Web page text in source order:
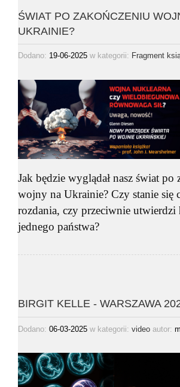
ŚWIAT PO ZAKOŃCZENIU
UKRAINIE?
Dodano: 19-06-2025w kategorii: Fragment
Jak będzie wyglądał nasz świat po
wojny na Ukrainie? Czy stanie się
rozdania, czy przeciwnie utwierdzi
jednego państwa?
BIRGIT KELLE - WARSZAWA
Dodano: 06-03-2025w kategorii: videoautor: